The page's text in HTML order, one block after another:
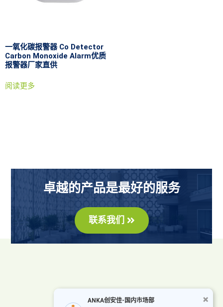
一氧化碳报警器 Co Detector
Carbon Monoxide Alarm优质
报警器厂家直供
阅读更多
卓越的产品是最好的服务
联系我们
ANKA创安佳-国内市场部